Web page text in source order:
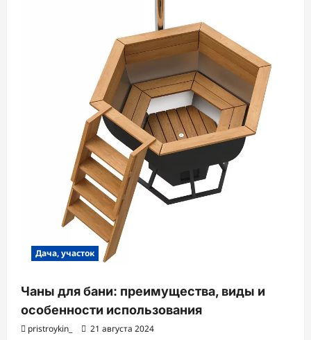
Дача, участок
Чаны для бани: преимущества, виды и
особенности использования
pristroykin_ 21 августа 2024